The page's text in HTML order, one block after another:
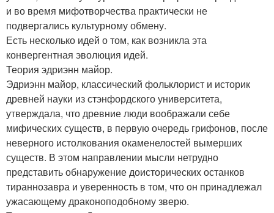
и во время мифотворчества практически не
подвергались культурному обмену.
Есть несколько идей о том, как возникла эта
конвергентная эволюция идей.
Теория эдриэнн майор.
Эдриэнн майор, классический фольклорист и историк
древней науки из стэнфордского университета,
утверждала, что древние люди воображали себе
мифических существ, в первую очередь грифонов, после
неверного истолкования окаменелостей вымерших
существ. В этом направлении мысли нетрудно
представить обнаружение доисторических останков
тираннозавра и уверенность в том, что он принадлежал
ужасающему драконоподобному зверю.